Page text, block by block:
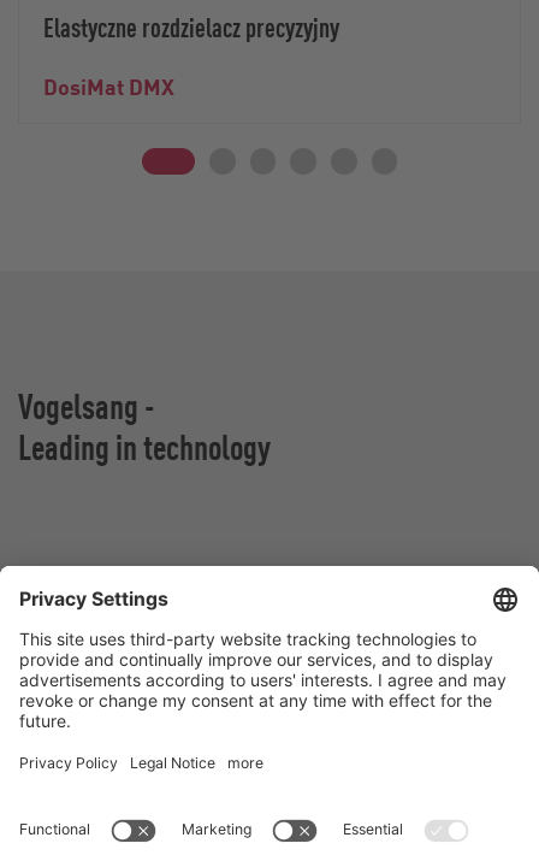
Elastyczne rozdzielacz precyzyjny
DosiMat DMX
Vogelsang -
Leading in technology
Al. San Francisco 9
55-020 Rzeplin
Polska
+48 71 798 95 80
poland@vogelsang.info